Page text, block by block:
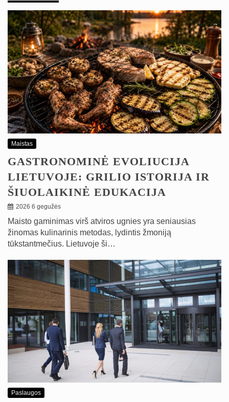
Maistas
GASTRONOMINĖ EVOLIUCIJA
LIETUVOJE: GRILIO ISTORIJA IR
ŠIUOLAIKINĖ EDUKACIJA
2026 6 gegužės
Maisto gaminimas virš atviros ugnies yra seniausias
žinomas kulinarinis metodas, lydintis žmoniją
tūkstantmečius. Lietuvoje ši…
Paslaugos